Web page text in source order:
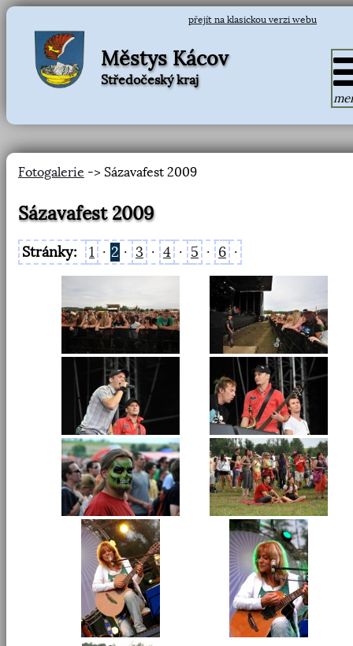
přejít na klasickou verzi webu
Městys Kácov
Středočeský kraj
Fotogalerie -> Sázavafest 2009
Sázavafest 2009
Stránky: 1 · 2 · 3 · 4 · 5 · 6 ·